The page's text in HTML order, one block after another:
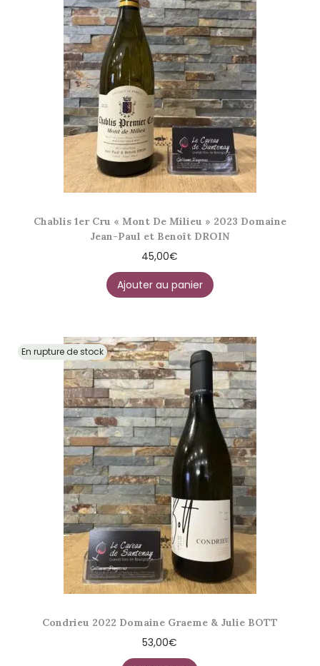
Chablis 1er Cru « Mont De Milieu » 2023 Domaine
Jean-Paul et Benoît DROIN
45,00€
Ajouter au panier
En rupture de stock
Condrieu 2022 Domaine Graeme & Julie BOTT
53,00€